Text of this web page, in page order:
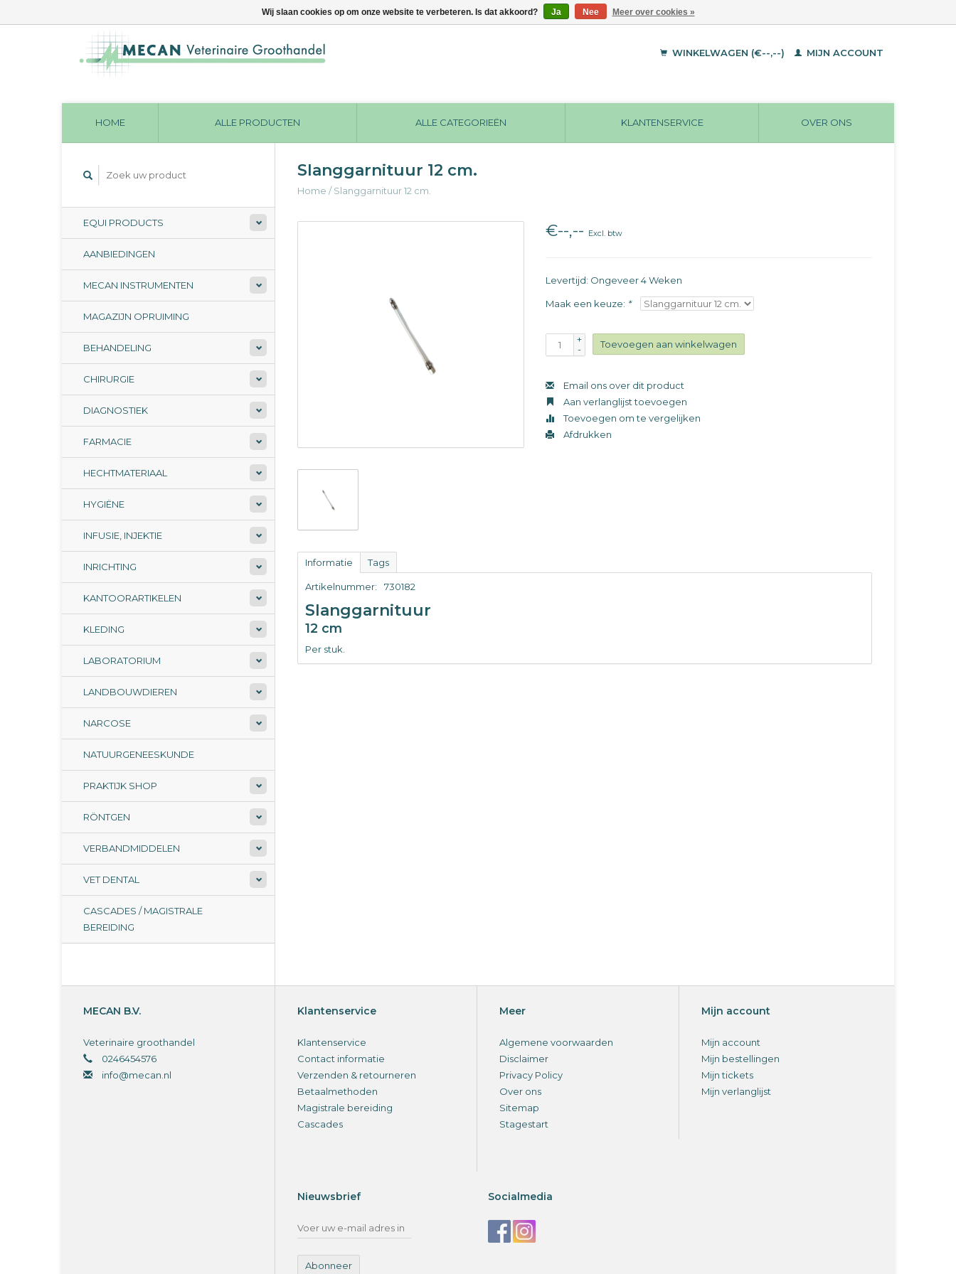
WINKELWAGEN (€--,--) MIJN ACCOUNT
HOME ALLE PRODUCTEN ALLE CATEGORIEËN KLANTENSERVICE OVER ONS
EQUI PRODUCTS
AANBIEDINGEN
MECAN INSTRUMENTEN
MAGAZIJN OPRUIMING
BEHANDELING
CHIRURGIE
DIAGNOSTIEK
FARMACIE
HECHTMATERIAAL
HYGIËNE
INFUSIE, INJEKTIE
INRICHTING
KANTOORARTIKELEN
KLEDING
LABORATORIUM
LANDBOUWDIEREN
NARCOSE
NATUURGENEESKUNDE
PRAKTIJK SHOP
RÖNTGEN
VERBANDMIDDELEN
VET DENTAL
CASCADES / MAGISTRALE
BEREIDING
Slanggarnituur 12 cm.
Home /Slanggarnituur 12 cm.
€--,-- Excl. btw
Levertijd: Ongeveer 4 Weken
Maak een keuze: *
+
-
Toevoegen aan winkelwagen
Email ons over dit product
Aan verlanglijst toevoegen
Toevoegen om te vergelijken
Afdrukken
Informatie Tags
Artikelnummer: 730182
Slanggarnituur
12 cm
Per stuk.
MECAN B.V.
Veterinaire groothandel
0246454576
info@mecan.nl
Klantenservice
Klantenservice
Contact informatie
Verzenden & retourneren
Betaalmethoden
Magistrale bereiding
Cascades
Meer
Algemene voorwaarden
Disclaimer
Privacy Policy
Over ons
Sitemap
Stagestart
Mijn account
Mijn account
Mijn bestellingen
Mijn tickets
Mijn verlanglijst
Nieuwsbrief
Abonneer
Socialmedia
Wij slaan cookies op om onze website te verbeteren. Is dat akkoord? Ja Nee Meer over cookies »